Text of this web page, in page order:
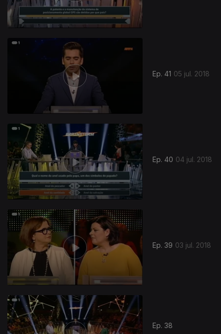
Ep. 41 05 jul. 2018
Ep. 40 04 jul. 2018
Ep. 39 03 jul. 2018
Ep. 38